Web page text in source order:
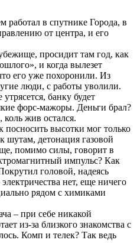
работал в спутнике Города, в
от центра, и его
просидит там год, как
и когда вылезет
его уже похоронили. Из
люди, с работы уволили.
банку будет
форс-мажоры. Деньги брал?
жив остался.
посносить высотки мог только
шутам, детонация газовой
помимо силы, говорит в
импульс? Как
головой, надеясь
нет, еще ничего
рядом с химиками
– при себе никакой
из-за близкого знакомства с
Комп и телек? Так ведь